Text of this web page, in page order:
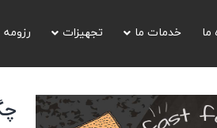
ما خدمات ما تجهیزات رزومه